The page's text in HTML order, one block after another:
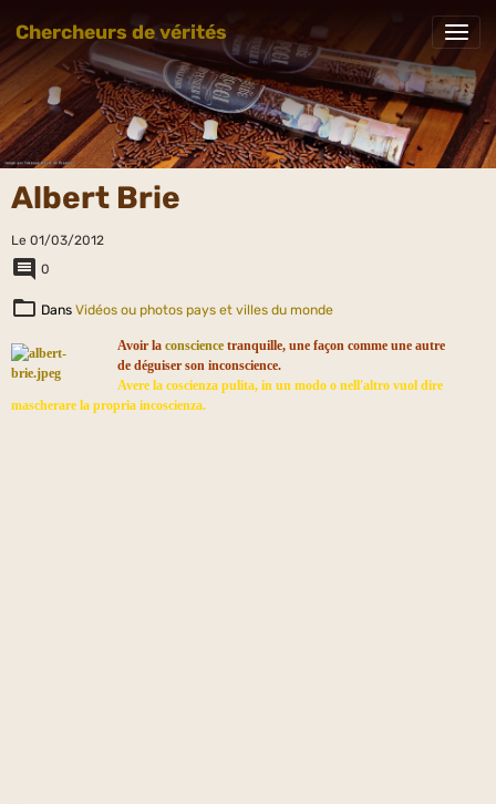
Chercheurs de vérités
Albert Brie
Le 01/03/2012
0
Dans Vidéos ou photos pays et villes du monde
Avoir la conscience tranquille, une façon comme une autre
de déguiser son inconscience.
Avere la coscienza pulita, in un modo o nell'altro vuol dire
mascherare la propria incoscienza.